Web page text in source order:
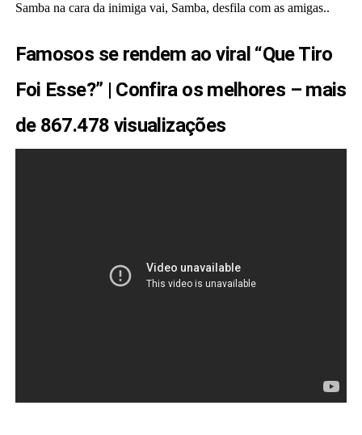
Samba na cara da inimiga vai, Samba, desfila com as amigas..
Famosos se rendem ao viral “Que Tiro
Foi Esse?” | Confira os melhores – mais
de 867.478 visualizações